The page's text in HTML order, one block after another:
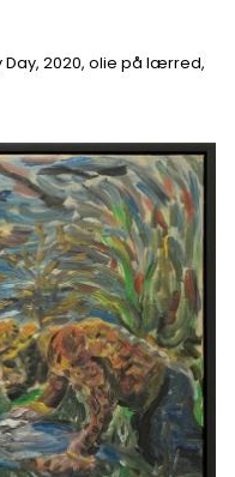
Day, 2020, olie på lærred,